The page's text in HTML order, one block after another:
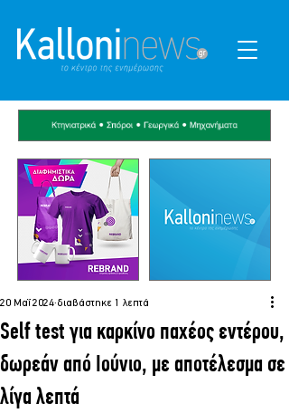
Self test για καρκίνο παχέος εντέρου,
δωρεάν από Ιούνιο, με αποτέλεσμα σε
λίγα λεπτά
20 Μαΐ 2024 διαβάστηκε 1 λεπτά